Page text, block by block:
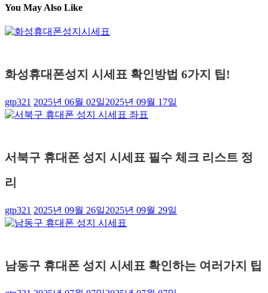
You May Also Like
화성휴대폰성지 시세표 확인방법 6가지 팁!
gtp321 2025년 06월 02일2025년 09월 17일
서북구 휴대폰 성지 시세표 필수 체크 리스트 정
리
gtp321 2025년 09월 26일2025년 09월 29일
남동구 휴대폰 성지 시세표 확인하는 여러가지 팁